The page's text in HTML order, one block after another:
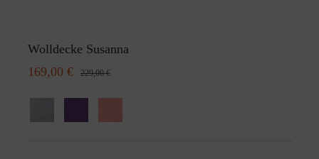
Wolldecke Susanna
169,00 €
229,00 €